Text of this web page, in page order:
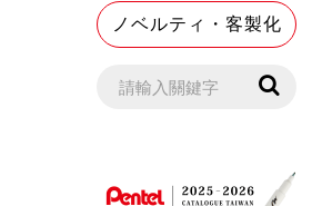
ノベルティ・客製化